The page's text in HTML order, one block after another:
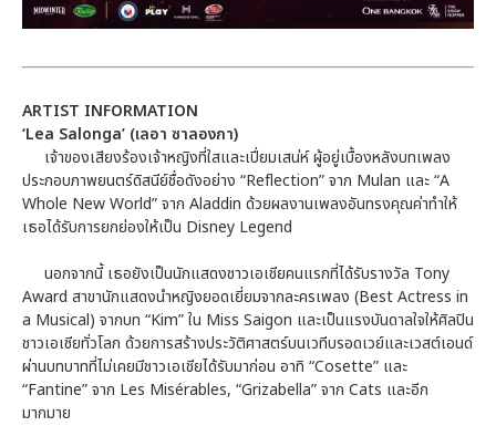
ARTIST INFORMATION
‘Lea Salonga’ (เลอา ซาลองกา)
เจ้าของเสียงร้องเจ้าหญิงที่ใสและเปี่ยมเสน่ห์ ผู้อยู่เบื้องหลังบทเพลง
ประกอบภาพยนตร์ดิสนีย์ชื่อดังอย่าง “Reflection” จาก Mulan และ “A
Whole New World” จาก Aladdin ด้วยผลงานเพลงอันทรงคุณค่าทำให้
เธอได้รับการยกย่องให้เป็น Disney Legend
นอกจากนี้ เธอยังเป็นนักแสดงชาวเอเชียคนแรกที่ได้รับรางวัล Tony
Award สาขานักแสดงนำหญิงยอดเยี่ยมจากละครเพลง (Best Actress in
a Musical) จากบท “Kim” ใน Miss Saigon และเป็นแรงบันดาลใจให้ศิลปิน
ชาวเอเชียทั่วโลก ด้วยการสร้างประวัติศาสตร์บนเวทีบรอดเวย์และเวสต์เอนด์
ผ่านบทบาทที่ไม่เคยมีชาวเอเชียได้รับมาก่อน อาทิ “Cosette” และ
“Fantine” จาก Les Misérables, “Grizabella” จาก Cats และอีก
มากมาย